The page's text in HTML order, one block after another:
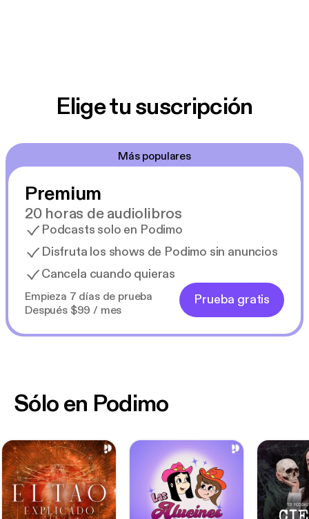
Elige tu suscripción
Más populares
Premium
20 horas de audiolibros
Podcasts solo en Podimo
Disfruta los shows de Podimo sin anuncios
Cancela cuando quieras
Empieza 7 días de prueba
Después $99 / mes
Prueba gratis
Sólo en Podimo